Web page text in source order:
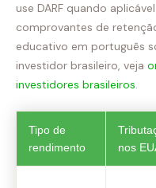
use DARF quando
comprovantes de
educativo em português
investidor brasileiro, veja
investidores brasileiros.
Tipo de
rendimento
nos